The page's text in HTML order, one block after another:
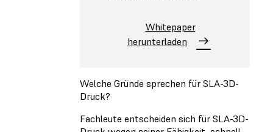
Whitepaper
herunterladen
Welche Gründe sprechen für SLA-3D-
Druck?
Fachleute entscheiden sich für SLA-3D-